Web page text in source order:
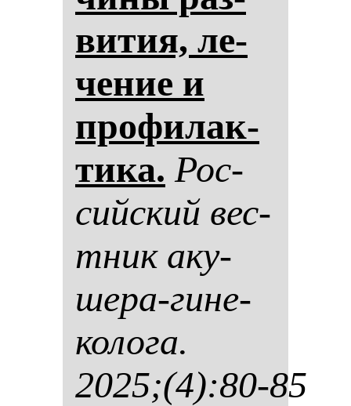
ви­тия, ле­
че­ние и
про­фи­лак­
ти­ка. Рос­
сий­ский вес­
тник аку­
ше­ра-ги­не­
ко­ло­га.
2025;(4):80-85